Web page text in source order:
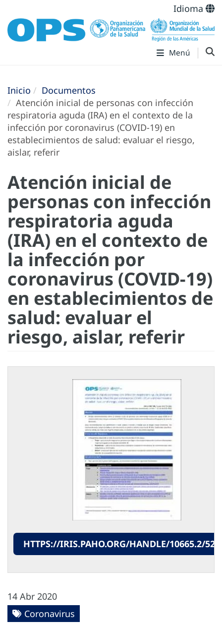
Idioma
Menú
Inicio
Documentos
Atención inicial de personas con infección
respiratoria aguda (IRA) en el contexto de la
infección por coronavirus (COVID-19) en
establecimientos de salud: evaluar el riesgo,
aislar, referir
Atención inicial de
personas con infección
respiratoria aguda
(IRA) en el contexto de
la infección por
coronavirus (COVID-19)
en establecimientos de
salud: evaluar el
riesgo, aislar, referir
HTTPS://IRIS.PAHO.ORG/HANDLE/10665.2/
14 Abr 2020
Coronavirus